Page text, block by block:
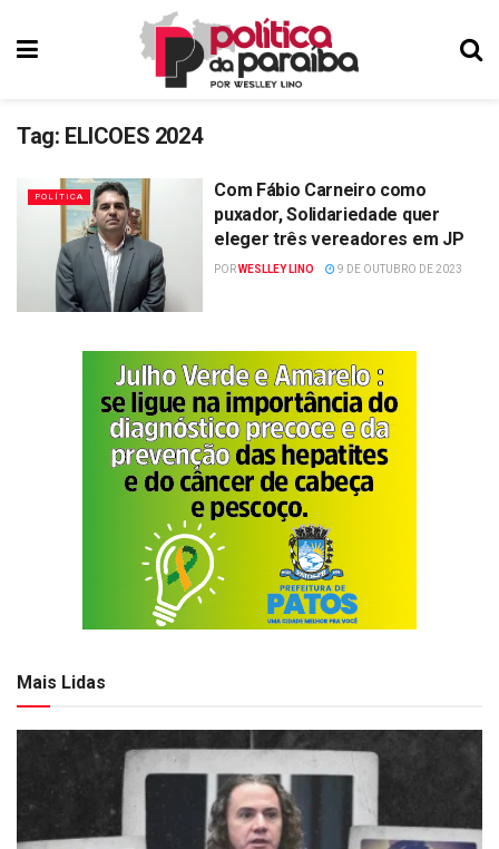
Tag: ELICOES 2024
POLÍTICA
Com Fábio Carneiro como
puxador, Solidariedade quer
eleger três vereadores em JP
PORWESLLEY LINO 9 DE OUTUBRO DE 2023
Mais Lidas